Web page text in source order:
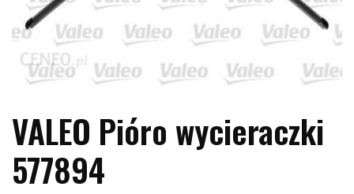
VALEO Pióro wycieraczki
577894